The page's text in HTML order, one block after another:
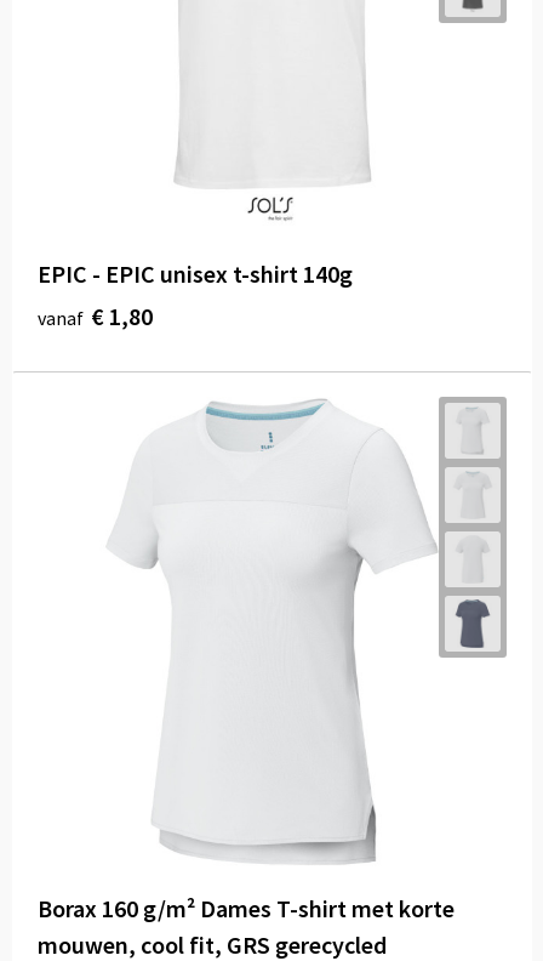
EPIC - EPIC unisex t-shirt 140g
vanaf € 1,80
Borax 160 g/m² Dames T-shirt met korte
mouwen, cool fit, GRS gerecycled